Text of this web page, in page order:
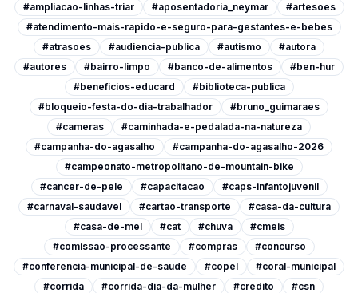
#ampliacao-linhas-triar
#aposentadoria_neymar
#artesoes
#atendimento-mais-rapido-e-seguro-para-gestantes-e-bebes
#atrasoes
#audiencia-publica #autismo
#autora
#autores
#bairro-limpo #banco-de-alimentos
#ben-hur
#beneficios-educard
#biblioteca-publica
#bloqueio-festa-do-dia-trabalhador
#bruno_guimaraes
#cameras
#caminhada-e-pedalada-na-natureza
#campanha-do-agasalho
#campanha-do-agasalho-2026
#campeonato-metropolitano-de-mountain-bike
#cancer-de-pele
#capacitacao
#caps-infantojuvenil
#carnaval-saudavel
#cartao-transporte
#casa-da-cultura
#casa-de-mel
#cat #chuva
#cmeis
#comissao-processante
#compras
#concurso
#conferencia-municipal-de-saude
#copel
#coral-municipal
#corrida
#corrida-dia-da-mulher #credito
#csn